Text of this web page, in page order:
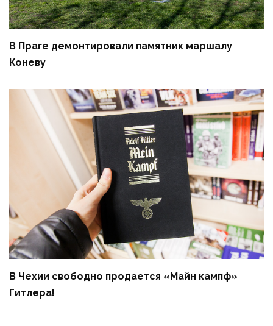
В Праге демонтировали памятник маршалу
Коневу
В Чехии свободно продается «Майн кампф»
Гитлера!